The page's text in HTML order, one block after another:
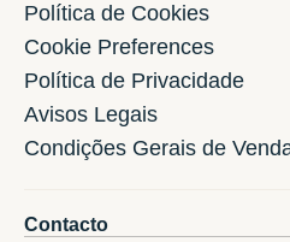
Política de Cookies
Cookie Preferences
Política de Privacidade
Avisos Legais
Condições Gerais de
Contacto